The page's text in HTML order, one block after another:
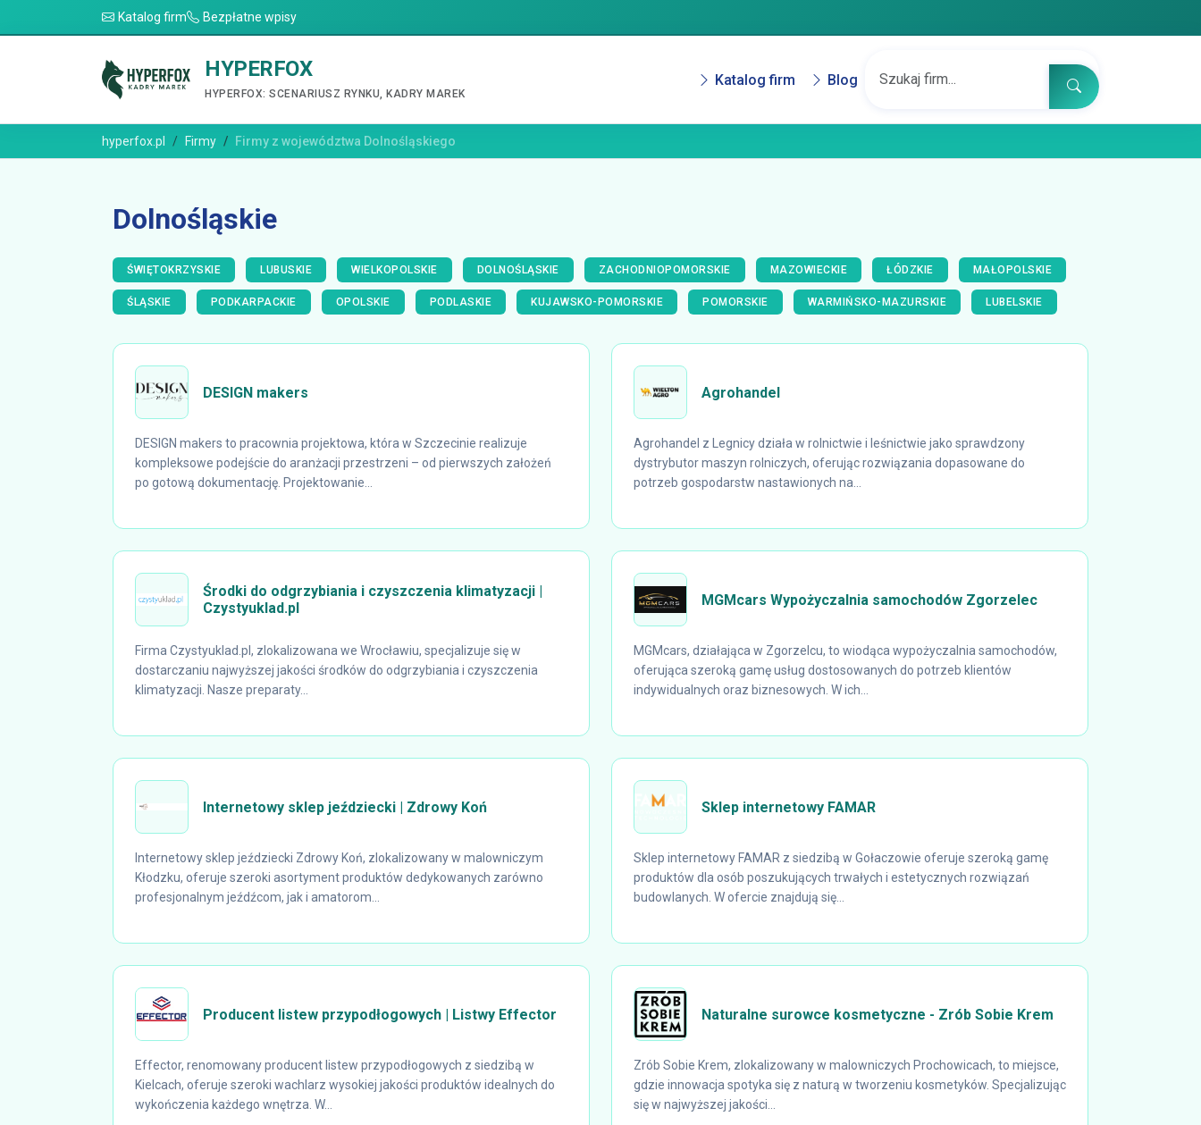
Katalog firm Bezpłatne wpisy
HYPERFOX
HYPERFOX: SCENARIUSZ RYNKU, KADRY MAREK
Katalog firm Blog
hyperfox.pl Firmy Firmy z województwa Dolnośląskiego
Dolnośląskie
ŚWIĘTOKRZYSKIE LUBUSKIE WIELKOPOLSKIE DOLNOŚLĄSKIE ZACHODNIOPOMORSKIE MAZOWIECKIE ŁÓDZKIE MAŁOPOLSKIE
ŚLĄSKIE PODKARPACKIE OPOLSKIE PODLASKIE KUJAWSKO-POMORSKIE POMORSKIE WARMIŃSKO-MAZURSKIE LUBELSKIE
DESIGN makers
DESIGN makers to pracownia projektowa, która w Szczecinie realizuje
kompleksowe podejście do aranżacji przestrzeni – od pierwszych założeń
po gotową dokumentację. Projektowanie...
Agrohandel
Agrohandel z Legnicy działa w rolnictwie i leśnictwie jako sprawdzony
dystrybutor maszyn rolniczych, oferując rozwiązania dopasowane do
potrzeb gospodarstw nastawionych na...
Środki do odgrzybiania i czyszczenia klimatyzacji |
Czystyuklad.pl
Firma Czystyuklad.pl, zlokalizowana we Wrocławiu, specjalizuje się w
dostarczaniu najwyższej jakości środków do odgrzybiania i czyszczenia
klimatyzacji. Nasze preparaty...
MGMcars Wypożyczalnia samochodów Zgorzelec
MGMcars, działająca w Zgorzelcu, to wiodąca wypożyczalnia samochodów,
oferująca szeroką gamę usług dostosowanych do potrzeb klientów
indywidualnych oraz biznesowych. W ich...
Internetowy sklep jeździecki | Zdrowy Koń
Internetowy sklep jeździecki Zdrowy Koń, zlokalizowany w malowniczym
Kłodzku, oferuje szeroki asortyment produktów dedykowanych zarówno
profesjonalnym jeźdźcom, jak i amatorom...
Sklep internetowy FAMAR
Sklep internetowy FAMAR z siedzibą w Gołaczowie oferuje szeroką gamę
produktów dla osób poszukujących trwałych i estetycznych rozwiązań
budowlanych. W ofercie znajdują się...
Producent listew przypodłogowych | Listwy Effector
Effector, renomowany producent listew przypodłogowych z siedzibą w
Kielcach, oferuje szeroki wachlarz wysokiej jakości produktów idealnych do
wykończenia każdego wnętrza. W...
Naturalne surowce kosmetyczne - Zrób Sobie Krem
Zrób Sobie Krem, zlokalizowany w malowniczych Prochowicach, to miejsce,
gdzie innowacja spotyka się z naturą w tworzeniu kosmetyków. Specjalizując
się w najwyższej jakości...